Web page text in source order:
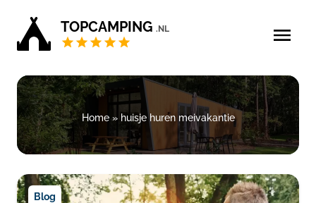
TOPCAMPING .NL
Blog
5 sterren campings
4 sterren campings
Campings Privé sanitair
Home» huisje huren meivakantie
Blog